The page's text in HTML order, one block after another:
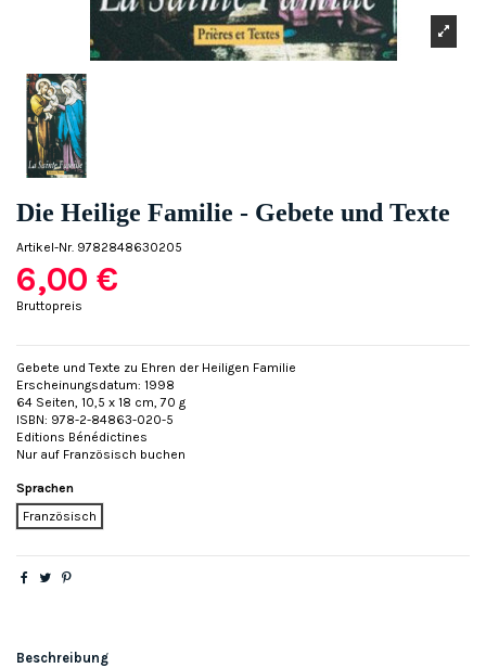
Die Heilige Familie - Gebete und Texte
Artikel-Nr. 9782848630205
6,00 €
Bruttopreis
Gebete und Texte zu Ehren der Heiligen Familie
Erscheinungsdatum: 1998
64 Seiten, 10,5 x 18 cm, 70 g
ISBN: 978-2-84863-020-5
Editions Bénédictines
Nur auf Französisch buchen
Sprachen
Französisch
Beschreibung